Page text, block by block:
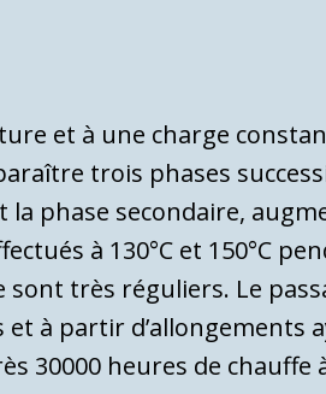
et à une charge
trois phases
phase secon­daire,
à 130°C et 150°C
très réguliers. Le
et à partir d’allongements
30000 heures de chauffe